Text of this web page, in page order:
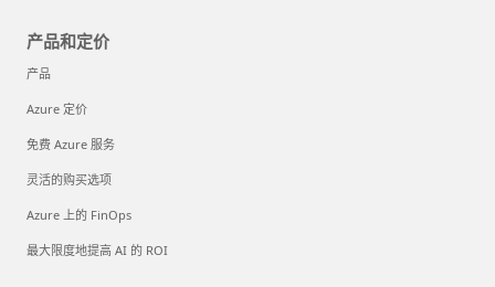
产品和定价
产品
Azure 定价
免费 Azure 服务
灵活的购买选项
Azure 上的 FinOps
最大限度地提高 AI 的 ROI